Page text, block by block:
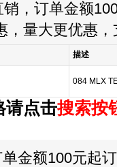
，订单金额
，量大更优惠
描述
084 MLX
请点击搜索按
金额100元起